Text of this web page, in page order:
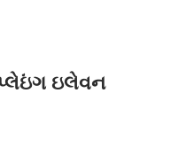
પ્લેઇંગ ઇલેવન